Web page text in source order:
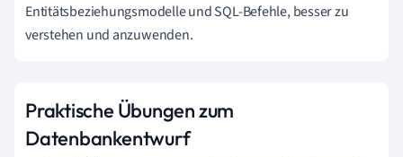
Entitätsbeziehungsmodelle und SQL-Befehle, besser zu
verstehen und anzuwenden.
Praktische Übungen zum
Datenbankentwurf